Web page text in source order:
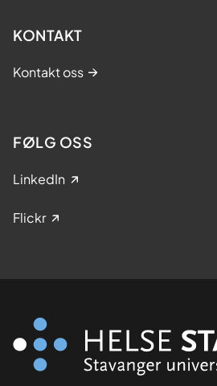
KONTAKT
Kontakt oss
FØLG OSS
LinkedIn
Flickr